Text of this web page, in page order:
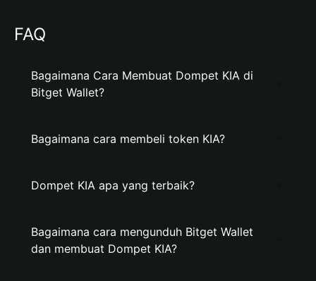
FAQ
Bagaimana Cara Membuat Dompet KIA di
Bitget Wallet?
Bagaimana cara membeli token KIA?
Dompet KIA apa yang terbaik?
Bagaimana cara mengunduh Bitget Wallet
dan membuat Dompet KIA?